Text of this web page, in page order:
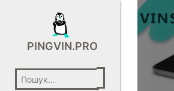
PINGVIN.PRO